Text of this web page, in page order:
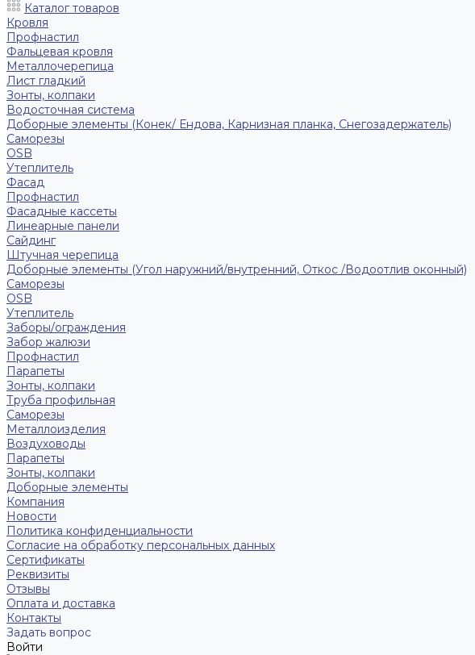
Каталог товаров
Кровля
Профнастил
Фальцевая кровля
Металлочерепица
Лист гладкий
Зонты, колпаки
Водосточная система
Доборные элементы (Конек/ Ендова, Карнизная планка, Снегозадержатель)
Саморезы
ОSB
Утеплитель
Фасад
Профнастил
Фасадные кассеты
Линеарные панели
Сайдинг
Штучная черепица
Доборные элементы (Угол наружний/внутренний, Откос /Водоотлив оконный)
Саморезы
OSB
Утеплитель
Заборы/ограждения
Забор жалюзи
Профнастил
Парапеты
Зонты, колпаки
Труба профильная
Саморезы
Металлоизделия
Воздуховоды
Парапеты
Зонты, колпаки
Доборные элементы
Компания
Новости
Политика конфиденциальности
Согласие на обработку персональных данных
Сертификаты
Реквизиты
Отзывы
Оплата и доставка
Контакты
Задать вопрос
Войти